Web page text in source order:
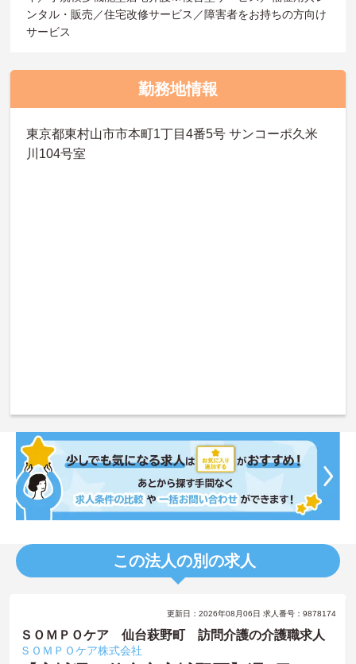
ンタル・販売／住宅改修サービス／障害者をお持ちの方向け
サービス
勤務地情報
東京都東村山市市本町1丁目4番5号 サンコーポ久米
川104号室
この法人の別の求人
更新日：2026年08月06日 求人番号：9878174
ＳＯＭＰＯケア 仙台萩野町 訪問介護の介護職求人
ＳＯＭＰＯケア株式会社